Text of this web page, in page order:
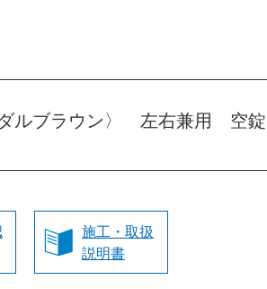
ルブラウン〉 左右兼用 空
施工・取扱
説明書